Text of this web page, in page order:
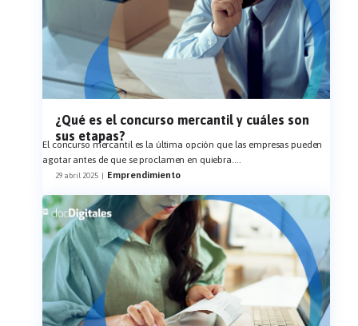
¿Qué es el concurso mercantil y cuáles son
sus etapas?
El concurso mercantil es la última opción que las empresas pueden
agotar antes de que se proclamen en quiebra....
29 abril 2025 | Emprendimiento